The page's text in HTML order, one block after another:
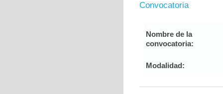
Convocatoria
Nombre de la
convocatoria:
Modalidad: